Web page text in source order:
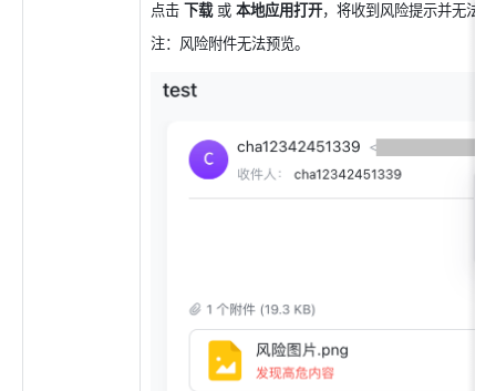
点击 下载 或 本地应用打开，将收到风险提示并无法
注：风险附件无法预览。